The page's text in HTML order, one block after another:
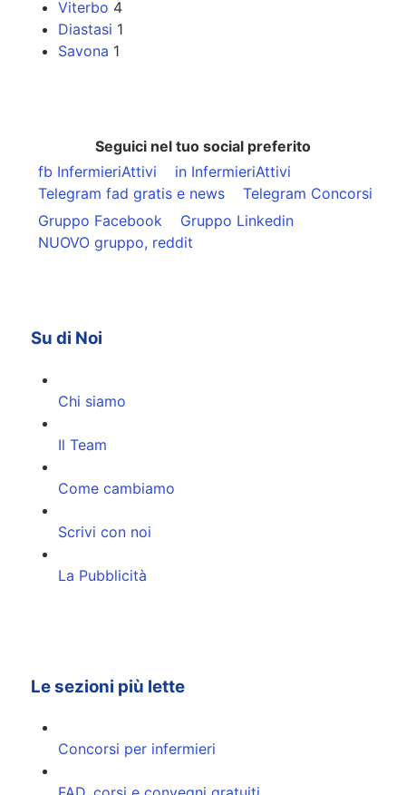
Viterbo 4
Diastasi 1
Savona 1
Seguici nel tuo social preferito
fb InfermieriAttivi
in InfermieriAttivi
Telegram fad gratis e news
Telegram Concorsi
Gruppo Facebook
Gruppo Linkedin
NUOVO gruppo, reddit
Su di Noi
Chi siamo
Il Team
Come cambiamo
Scrivi con noi
La Pubblicità
Le sezioni più lette
Concorsi per infermieri